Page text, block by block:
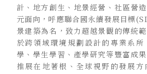
計、地方創生、地景經營、社區營
元面向，呼應聯合國永續發展目標
景建築為名，致力超越景觀的傳統
於跨領域環境規劃設計的專業系所
學、學生學習、產學研究等豐富成
推展在地著根、全球視野的發展方